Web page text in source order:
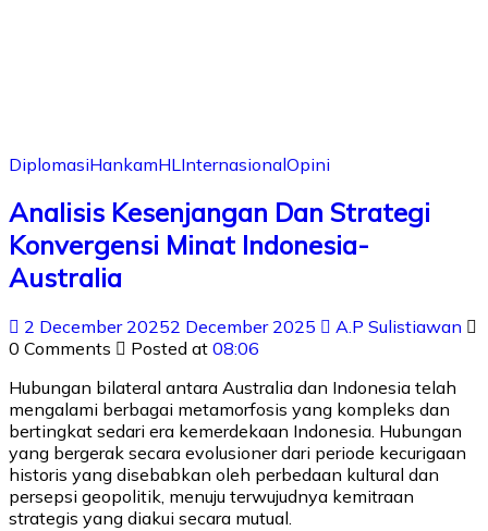
DiplomasiHankamHL InternasionalOpini
Analisis Kesenjangan Dan Strategi
Konvergensi Minat Indonesia-
Australia
2 December 20252 December 2025
A.P Sulistiawan
0 Comments
Posted at 08:06
Hubungan bilateral antara Australia dan Indonesia telah
mengalami berbagai metamorfosis yang kompleks dan
bertingkat sedari era kemerdekaan Indonesia. Hubungan
yang bergerak secara evolusioner dari periode kecurigaan
historis yang disebabkan oleh perbedaan kultural dan
persepsi geopolitik, menuju terwujudnya kemitraan
strategis yang diakui secara mutual.